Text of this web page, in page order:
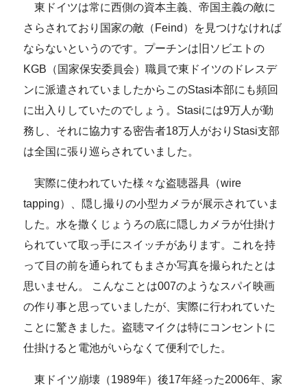
東ドイツは常に西側の資本主義、帝国主義の敵に
さらされており国家の敵（Feind）を見つけなければ
ならないというのです。プーチンは旧ソビエトの
KGB（国家保安委員会）職員で東ドイツのドレスデ
ンに派遣されていましたからこのStasi本部にも頻回
に出入りしていたのでしょう。Stasiには9万人が勤
務し、それに協力する密告者18万人がおりStasi支部
は全国に張り巡らされていました。
実際に使われていた様々な盗聴器具（wire
tapping）、隠し撮りの小型カメラが展示されていま
した。水を撒くじょうろの底に隠しカメラが仕掛け
られていて取っ手にスイッチがあります。これを持
って目の前を通られてもまさか写真を撮られたとは
思いません。 こんなことは007のようなスパイ映画
の作り事と思っていましたが、実際に行われていた
ことに驚きました。盗聴マイクは特にコンセントに
仕掛けると電池がいらなくて便利でした。
東ドイツ崩壊（1989年）後17年経った2006年、家